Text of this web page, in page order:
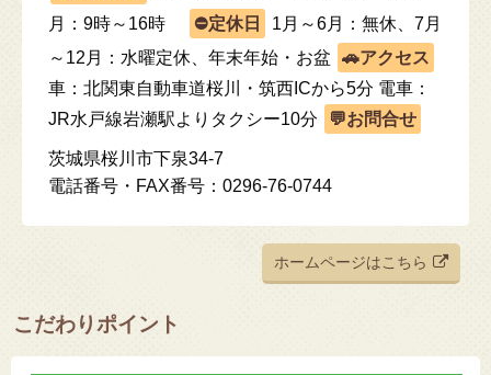
月：9時～16時
1月～6月：無休、7月
～12月：水曜定休、年末年始・お盆
車：北関東自動車道桜川・筑西ICから5分 電車：
JR水戸線岩瀬駅よりタクシー10分
茨城県桜川市下泉34-7
電話番号・FAX番号：0296-76-0744
ホームページはこちら
こだわりポイント